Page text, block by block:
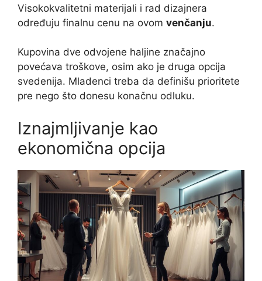
Visokokvalitetni materijali i rad dizajnera
određuju finalnu cenu na ovom venčanju.
Kupovina dve odvojene haljine značajno
povećava troškove, osim ako je druga opcija
svedenija. Mladenci treba da definišu prioritete
pre nego što donesu konačnu odluku.
Iznajmljivanje kao
ekonomična opcija